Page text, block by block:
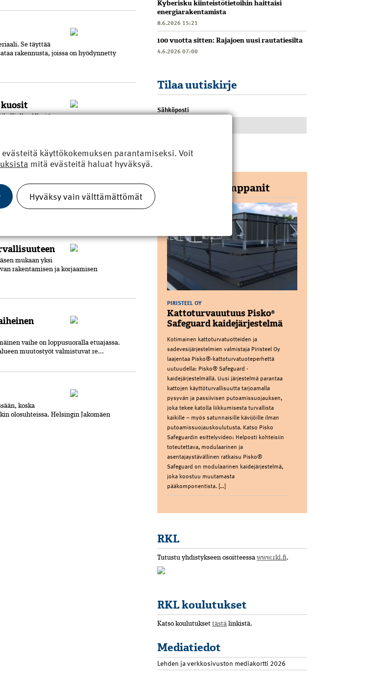
Se täyttää
rakennusta, joissa on hyödynnetty
kuosit
Alle 40-
alkoivat halkeilla. Kupari hohtaa,
rakentamalla
ja huovasta suomuskerroksin.
mukaan yksi
rakentamisen ja korjaamisen
vaihe on loppusuoralla etuajassa.
muutostyöt valmistuvat re...
koska
olosuhteissa. Helsingin Jakomäen
Kyberisku kiinteistötietoihin haittaisi
energiarakentamista
8.6.2026 15:21
100 vuotta sitten: Rajajoen uusi rautatiesilta
4.6.2026 07:00
Tilaa uutiskirje
Sähköposti
Yhteistyökumppanit
PIRISTEEL OY
Kattoturvauutuus Pisko®
Safeguard kaidejärjestelmä
Kotimainen kattoturvatuotteiden ja
sadevesijärjestelmien valmistaja Piristeel Oy
laajentaa Pisko®-kattoturvatuoteperhettä
uutuudella: Pisko® Safeguard -
kaidejärjestelmällä. Uusi järjestelmä parantaa
kattojen käyttöturvallisuutta tarjoamalla
pysyvän ja passiivisen putoamissuojauksen,
joka tekee katolla liikkumisesta turvallista
kaikille – myös satunnaisille kävijöille ilman
putoamissuojauskoulutusta. Katso Pisko
Safeguardin esittelyvideo: Helposti kohteisiin
toteutettava, modulaarinen ja
asentajaystävällinen ratkaisu Pisko®
Safeguard on modulaarinen kaidejärjestelmä,
joka koostuu muutamasta
pääkomponentista. […]
RKL
Tutustu yhdistykseen osoitteessa www.rkl.fi.
RKL koulutukset
Katso koulutukset tästä linkistä.
Mediatiedot
Lehden ja verkkosivuston mediakortti 2026
käyttökokemuksen parantamiseksi. Voit
mitä evästeitä haluat hyväksyä.
Hyväksy vain välttämättömät